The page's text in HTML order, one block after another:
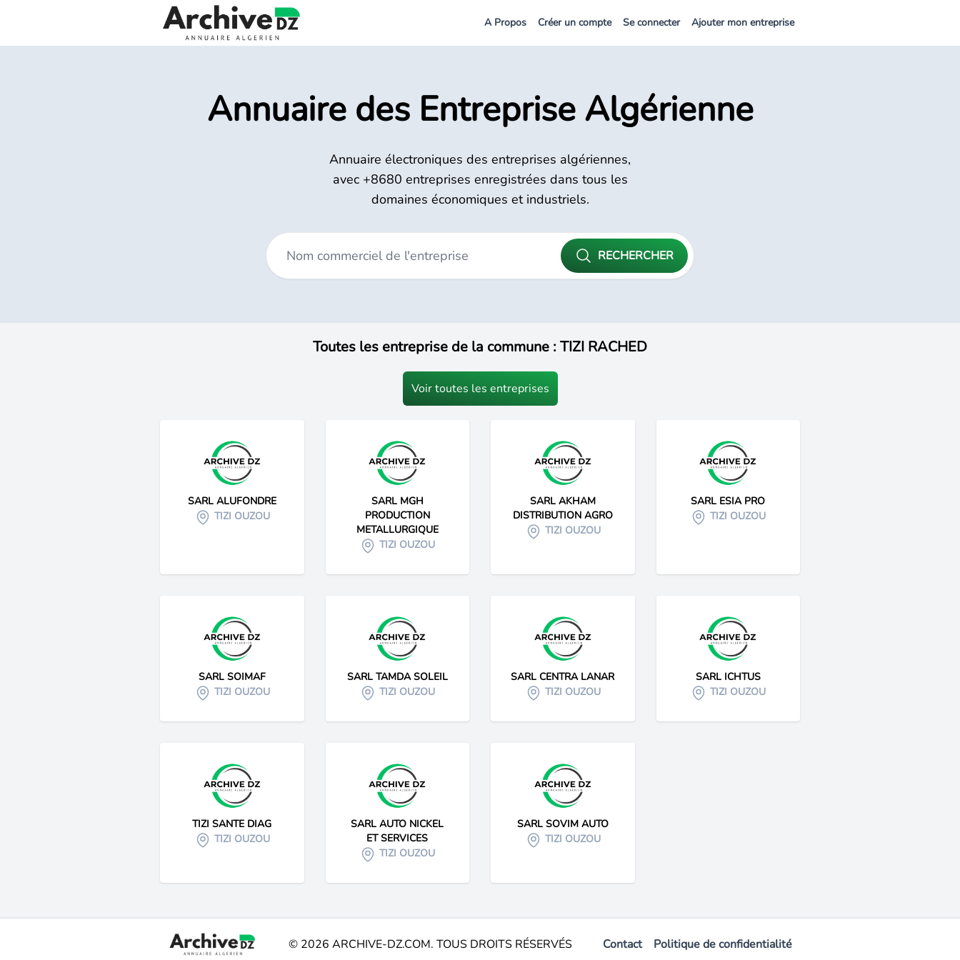
A Propos Créer un compte Se connecter Ajouter mon entreprise
Annuaire des Entreprise Algérienne
Annuaire électroniques des entreprises algériennes,
avec +8680 entreprises enregistrées dans tous les
domaines économiques et industriels.
RECHERCHER
Toutes les entreprise de la commune : TIZI RACHED
Voir toutes les entreprises
SARL ALUFONDRE
TIZI OUZOU
SARL MGH
PRODUCTION
METALLURGIQUE
TIZI OUZOU
SARL AKHAM
DISTRIBUTION AGRO
TIZI OUZOU
SARL ESIA PRO
TIZI OUZOU
SARL SOIMAF
TIZI OUZOU
SARL TAMDA SOLEIL
TIZI OUZOU
SARL CENTRA LANAR
TIZI OUZOU
SARL ICHTUS
TIZI OUZOU
TIZI SANTE DIAG
TIZI OUZOU
SARL AUTO NICKEL
ET SERVICES
TIZI OUZOU
SARL SOVIM AUTO
TIZI OUZOU
© 2026 ARCHIVE-DZ.COM. TOUS DROITS RÉSERVÉS Contact Politique de confidentialité